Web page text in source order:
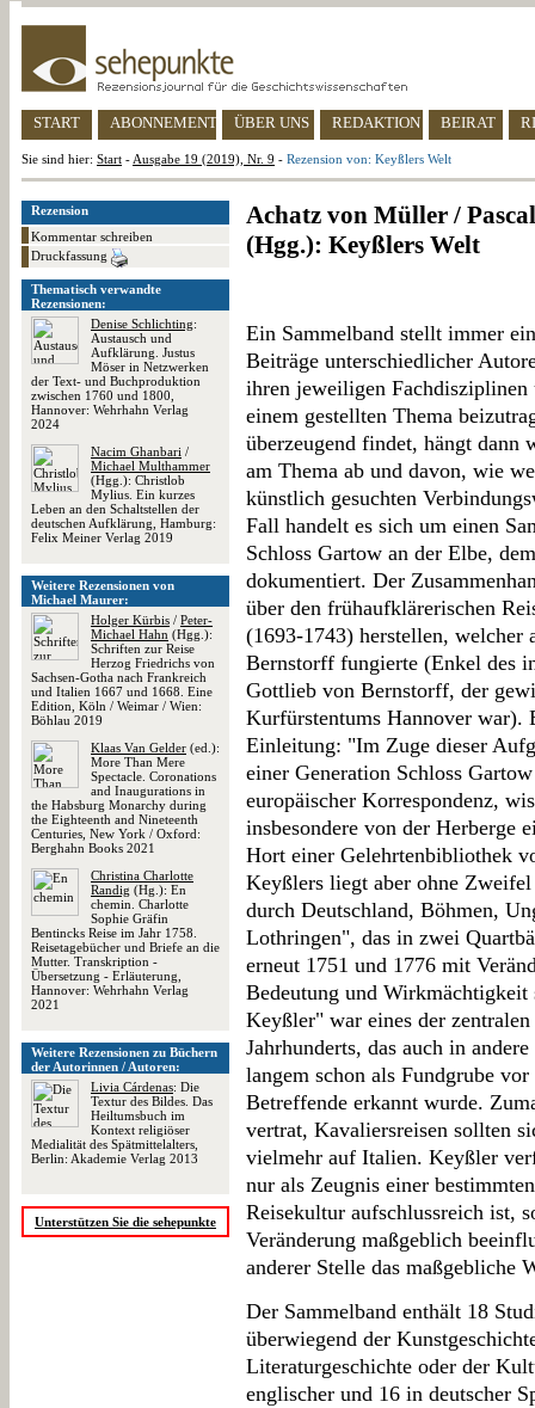
START ABONNEMENT ÜBER UNS REDAKTION BEIRAT
Sie sind hier: Start - Ausgabe 19 (2019), Nr. 9 - Rezension von: Keyßlers Welt
Rezension
Kommentar schreiben
Druckfassung
Thematisch verwandte
Rezensionen:
Denise Schlichting:
Austausch und
Aufklärung. Justus
Möser in Netzwerken
der Text- und Buchproduktion
zwischen 1760 und 1800,
Hannover: Wehrhahn Verlag
2024
Nacim Ghanbari /
Michael Multhammer
(Hgg.): Christlob
Mylius. Ein kurzes
Leben an den Schaltstellen der
deutschen Aufklärung, Hamburg:
Felix Meiner Verlag 2019
Weitere Rezensionen von
Michael Maurer:
Holger Kürbis / Peter-
Michael Hahn (Hgg.):
Schriften zur Reise
Herzog Friedrichs von
Sachsen-Gotha nach Frankreich
und Italien 1667 und 1668. Eine
Edition, Köln / Weimar / Wien:
Böhlau 2019
Klaas Van Gelder (ed.):
More Than Mere
Spectacle. Coronations
and Inaugurations in
the Habsburg Monarchy during
the Eighteenth and Nineteenth
Centuries, New York / Oxford:
Berghahn Books 2021
Christina Charlotte
Randig (Hg.): En
chemin. Charlotte
Sophie Gräfin
Bentincks Reise im Jahr 1758.
Reisetagebücher und Briefe an die
Mutter. Transkription -
Übersetzung - Erläuterung,
Hannover: Wehrhahn Verlag
2021
Weitere Rezensionen zu Büchern
der Autorinnen / Autoren:
Livia Cárdenas: Die
Textur des Bildes. Das
Heiltumsbuch im
Kontext religiöser
Medialität des Spätmittelalters,
Berlin: Akademie Verlag 2013
Unterstützen Sie die sehepunkte
Achatz von Müller /
(Hgg.): Keyßlers Welt
Ein Sammelband stellt immer
Beiträge unterschiedlicher
ihren jeweiligen Fachdisziplinen
einem gestellten Thema
überzeugend findet, hängt dann
am Thema ab und davon, wie
künstlich gesuchten
Fall handelt es sich um einen
Schloss Gartow an der Elbe,
dokumentiert. Der
über den frühaufklärerischen
(1693-1743) herstellen,
Bernstorff fungierte (Enkel des
Gottlieb von Bernstorff, der
Kurfürstentums Hannover war).
Einleitung: "Im Zuge dieser
einer Generation Schloss
europäischer Korrespondenz,
insbesondere von der Herberge
Hort einer Gelehrtenbibliothek
Keyßlers liegt aber ohne
durch Deutschland, Böhmen,
Lothringen", das in zwei
erneut 1751 und 1776 mit
Bedeutung und
Keyßler" war eines der
Jahrhunderts, das auch in
langem schon als Fundgrube
Betreffende erkannt wurde.
vertrat, Kavaliersreisen sollten
vielmehr auf Italien. Keyßler
nur als Zeugnis einer
Reisekultur aufschlussreich ist,
Veränderung maßgeblich
anderer Stelle das maßgebliche
Der Sammelband enthält 18
überwiegend der
Literaturgeschichte oder der
englischer und 16 in deutscher